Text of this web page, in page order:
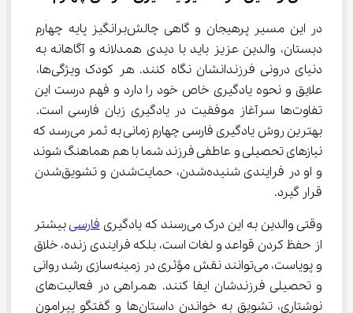
در این مسیر پرهیجان و گاهی چالش‌برانگیز پایه چهارم
دبستان، والدین عزیز باید با دیدی همدلانه و آگاهانه به
دنیای درونی فرزندانشان نگاه کنند. هر کودک ویژگی‌ها،
علایق و نحوه یادگیری خاص خود را دارد و فهم درست این
تفاوت‌ها سرآغاز موفقیت در یادگیری زبان فارسی است.
بهترین روش یادگیری فارسی چهارم زمانی به ثمر می‌رسد که
نیازهای تحصیلی و عاطفی فرزند شما با هم هماهنگ شوند
و او در فرایندی شنیده‌شدن، حمایت‌شدن و تشویق‌شدن
قرار گیرد.
وقتی والدین به این درک می‌رسند که یادگیری
فارسی بیشتر
از حفظ کردن قواعد و لغات است، بلکه فرایندی زنده، خلاق
و پویاست، می‌توانند نقش مؤثری در زمینه‌سازی رشد روانی
و تحصیلی فرزندشان ایفا کنند. همراهی در فعالیت‌های
نوشتاری، تشویق به خواندن داستان‌ها و گفتگو پیرامون